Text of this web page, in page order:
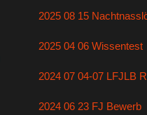
2025 08 15
2025 04 06 Wissentest
2024 07 04-07 LFJLB
2024 06 23 FJ Bewerb